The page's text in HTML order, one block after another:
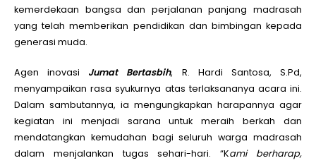
kemerdekaan bangsa dan perjalanan panjang madrasah
yang telah memberikan pendidikan dan bimbingan kepada
generasi muda.
Agen inovasi Jumat Bertasbih, R. Hardi Santosa, S.Pd,
menyampaikan rasa syukurnya atas terlaksananya acara ini.
Dalam sambutannya, ia mengungkapkan harapannya agar
kegiatan ini menjadi sarana untuk meraih berkah dan
mendatangkan kemudahan bagi seluruh warga madrasah
dalam menjalankan tugas sehari-hari. “Kami berharap,